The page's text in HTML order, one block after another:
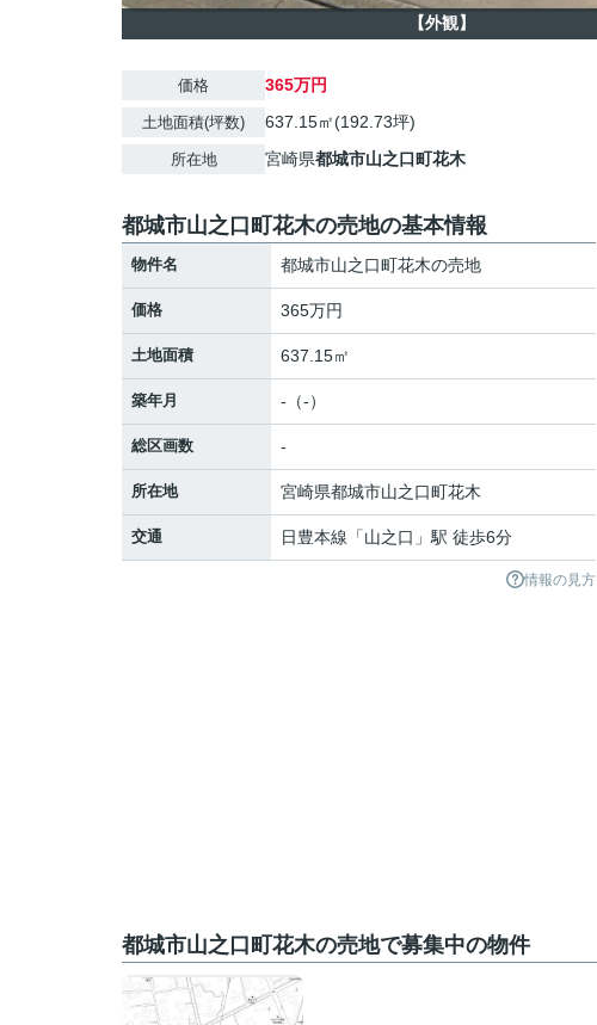
【外観】
価格 365万円
土地面積(坪数) 637.15㎡(192.73坪)
所在地 宮崎県都城市山之口町花木
都城市山之口町花木の売地の基本情報
物件名 都城市山之口町花木の売地
価格 365万円
土地面積 637.15㎡
築年月 -（-）
総区画数 -
所在地 宮崎県都城市山之口町花木
交通 日豊本線 「山之口 」駅 徒歩6分
情報の見方
都城市山之口町花木の売地で募集中の物件